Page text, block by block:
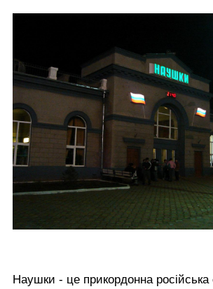
Наушки - це прикордонна російська